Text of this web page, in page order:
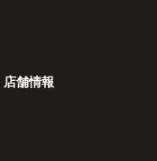
店舗情報